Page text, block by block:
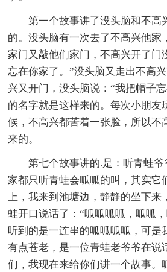
第一个故事讲了没头脑和不高
的。没头脑有一次去了不高兴他家
家门又敲他们家门，不高兴开了门
忘在你家了。”没头脑又走出不高
兴又开门，没头脑说：“我把帽子
的名字就是这样来的。每次小朋友
候，不高兴都苦着一张脸，所以不
来的。
第七个故事讲的.是：听青蛙爷
家都只听青蛙会呱呱的叫，其实它
上，我来到池塘边，静静的坐下来
蛙开口说话了：“呱呱呱呱，呱呱
听到的是一连串的呱呱呱呱，可是
有点苍老，是一位青蛙老爷爷在说
们，我现在来给你们讲一个故事。